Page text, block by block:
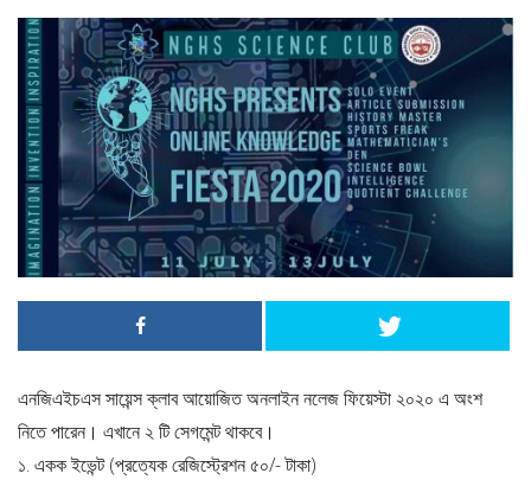
এনজিএইচএস সায়েন্স ক্লাব আয়োজিত অনলাইন নলেজ ফিয়েস্টা ২০২০ এ অংশ
নিতে পারেন। এখানে ২ টি সেগমেন্ট থাকবে।
১. একক ইভেন্ট (প্রত্যেক রেজিস্ট্রেশন ৫০/- টাকা)